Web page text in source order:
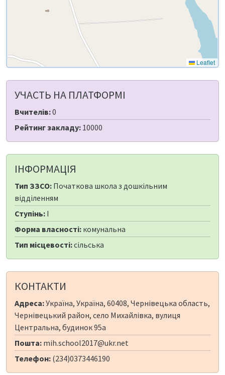
Leaflet
УЧАСТЬ НА ПЛАТФОРМІ
Вчителів:0
Рейтинг закладу: 10000
ІНФОРМАЦІЯ
Тип ЗЗСО: Початкова школа з дошкільним
відділенням
Ступінь: I
Форма власності: комунальна
Тип місцевості:сільська
КОНТАКТИ
Адреса:Україна, Україна, 60408, Чернівецька область,
Чернівецький район, село Михайлівка, вулиця
Центральна, будинок 95а
Пошта: mih.school2017@ukr.net
Телефон: (234)0373446190